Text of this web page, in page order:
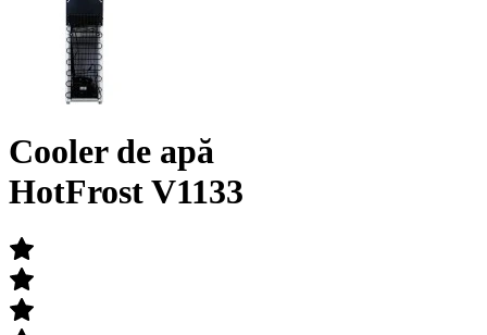
Сooler de apă
HotFrost V1133